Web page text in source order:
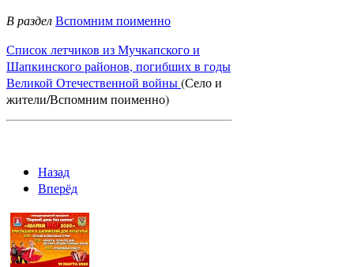
В разделВспомним поименно
Список летчиков из Мучкапского и
Шапкинского районов, погибших в годы
Великой Отечественной войны(Село и
жители/Вспомним поименно)
Назад
Вперёд